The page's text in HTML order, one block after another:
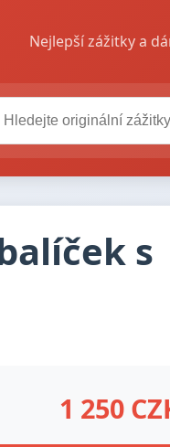
Nejlepší zážitky a
s
1 250